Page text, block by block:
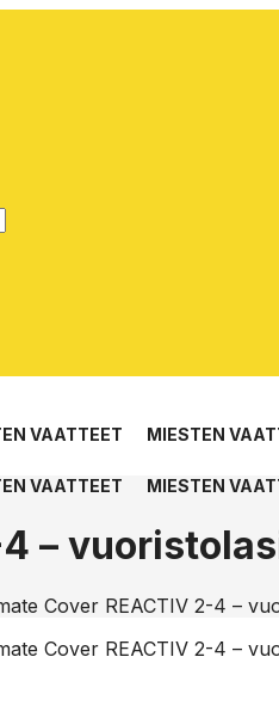
VAATTEET MIESTEN
VAATTEET MIESTEN
4 –
Cover REACTIV 2-4 –
Cover REACTIV 2-4 –